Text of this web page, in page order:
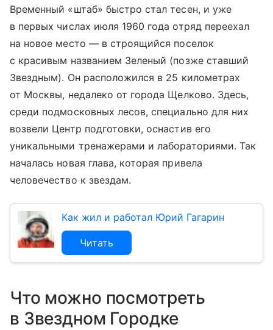
Временный «штаб» быстро стал тесен, и уже
в первых числах июля 1960 года отряд переехал
на новое место — в строящийся поселок
с красивым названием Зеленый (позже ставший
Звездным). Он расположился в 25 километрах
от Москвы, недалеко от города Щелково. Здесь,
среди подмосковных лесов, специально для них
возвели Центр подготовки, оснастив его
уникальными тренажерами и лабораториями. Так
началась новая глава, которая привела
человечество к звездам.
Как жил и работал Юрий Гагарин
Читать
Что можно посмотреть
в Звездном Городке